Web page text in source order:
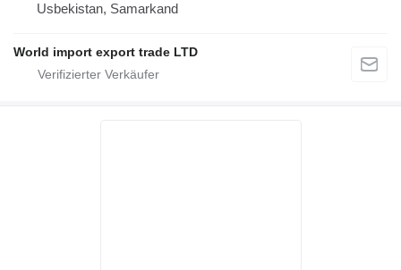
Usbekistan, Samarkand
World import export trade LTD